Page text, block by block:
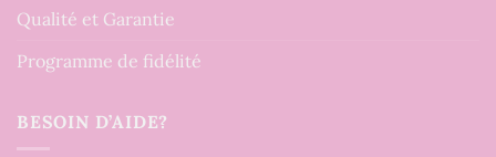
Qualité et Garantie
Programme de fidélité
BESOIN D’AIDE?